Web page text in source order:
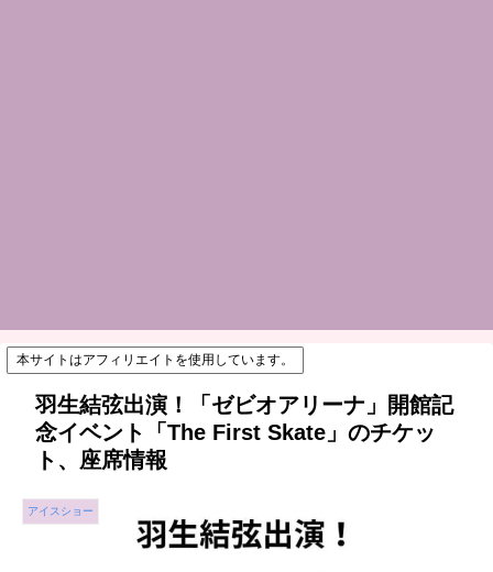
本サイトはアフィリエイトを使用しています。
羽生結弦出演！「ゼビオアリーナ」開館記
念イベント「The First Skate」のチケッ
ト、座席情報
アイスショー